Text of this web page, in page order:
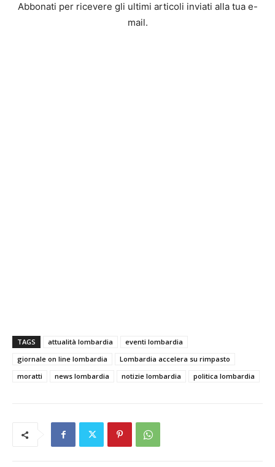
Abbonati per ricevere gli ultimi articoli inviati alla tua e-
mail.
TAGS attualità lombardia
eventi lombardia
giornale on line lombardia
Lombardia accelera su rimpasto
moratti
news lombardia notizie lombardia politica lombardia